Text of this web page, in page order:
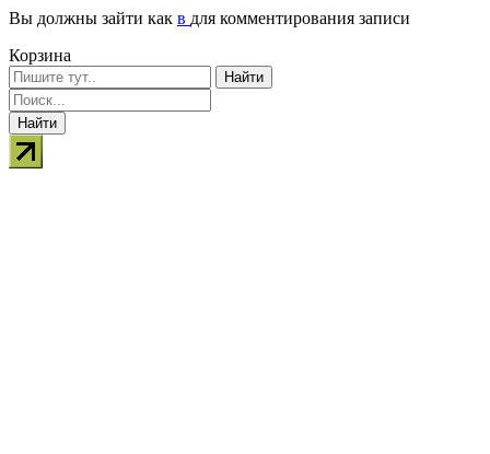
Вы должны зайти как в для комментирования записи
Корзина